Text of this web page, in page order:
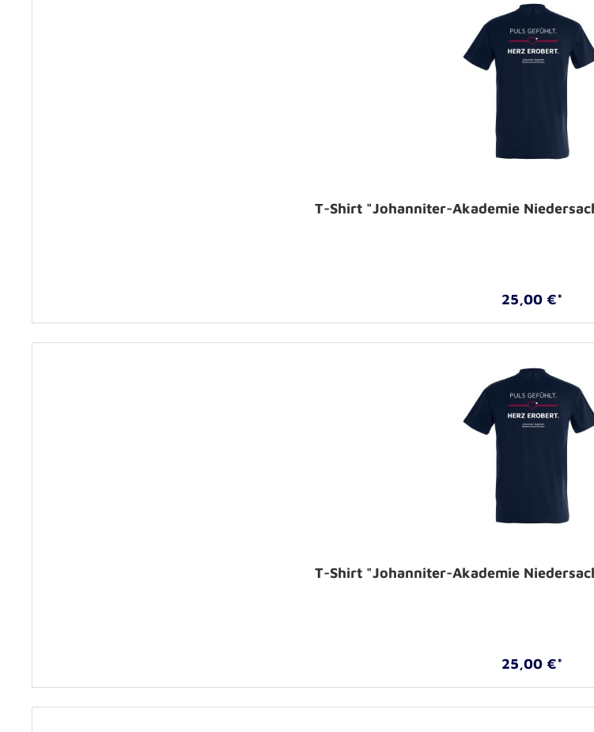
T-Shirt "Johanniter-Akademie
25,00 €*
T-Shirt "Johanniter-Akademie
25,00 €*